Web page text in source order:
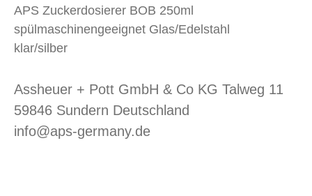
APS Zuckerdosierer BOB 250ml
spülmaschinengeeignet Glas/Edelstahl
klar/silber
Assheuer + Pott GmbH & Co KG Talweg 11
59846 Sundern Deutschland
info@aps-germany.de